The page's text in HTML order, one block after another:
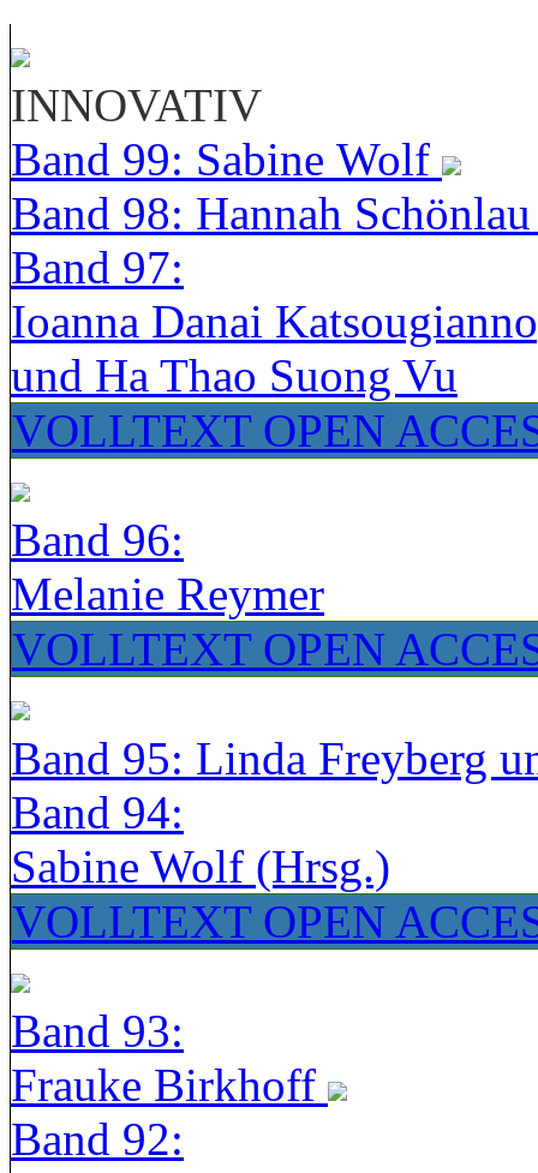
INNOVATIV
Band 99: Sabine Wolf
Band 98: Hannah
Band 97:
Ioanna Danai
und Ha Thao Suong Vu
VOLLTEXT OPEN
Band 96:
Melanie Reymer
VOLLTEXT OPEN
Band 95: Linda Freyberg
Band 94:
Sabine Wolf (Hrsg.)
VOLLTEXT OPEN
Band 93:
Frauke Birkhoff
Band 92: